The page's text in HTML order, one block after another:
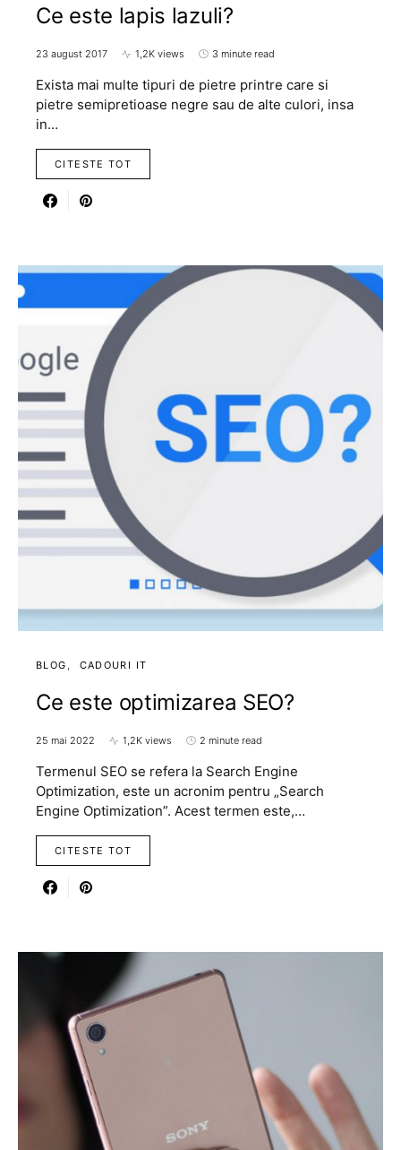
Ce este lapis lazuli?
23 august 2017 1,2K views 3 minute read
Exista mai multe tipuri de pietre printre care si
pietre semipretioase negre sau de alte culori, insa
in…
CITESTE TOT
BLOG CADOURI IT
Ce este optimizarea SEO?
25 mai 2022 1,2K views 2 minute read
Termenul SEO se refera la Search Engine
Optimization, este un acronim pentru „Search
Engine Optimization”. Acest termen este,…
CITESTE TOT